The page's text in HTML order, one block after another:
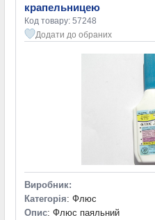
крапельницею
Код товару: 57248
Додати до обраних
Виробник:
Категорія: Флюс
Опис: Флюс паяльний